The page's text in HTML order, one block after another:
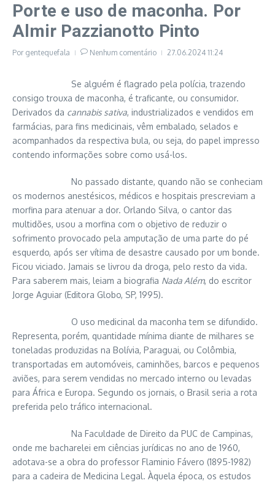
Porte e uso de maconha. Por
Almir Pazzianotto Pinto
Por gentequefala Nenhum comentário 27.06.2024 11:24
Se alguém é flagrado pela polícia, trazendo
consigo trouxa de maconha, é traficante, ou consumidor.
Derivados da cannabis sativa, industrializados e vendidos em
farmácias, para fins medicinais, vêm embalado, selados e
acompanhados da respectiva bula, ou seja, do papel impresso
contendo informações sobre como usá-los.
No passado distante, quando não se conheciam
os modernos anestésicos, médicos e hospitais prescreviam a
morfina para atenuar a dor. Orlando Silva, o cantor das
multidões, usou a morfina com o objetivo de reduzir o
sofrimento provocado pela amputação de uma parte do pé
esquerdo, após ser vítima de desastre causado por um bonde.
Ficou viciado. Jamais se livrou da droga, pelo resto da vida.
Para saberem mais, leiam a biografia Nada Além, do escritor
Jorge Aguiar (Editora Globo, SP, 1995).
O uso medicinal da maconha tem se difundido.
Representa, porém, quantidade mínima diante de milhares se
toneladas produzidas na Bolívia, Paraguai, ou Colômbia,
transportadas em automóveis, caminhões, barcos e pequenos
aviões, para serem vendidas no mercado interno ou levadas
para África e Europa. Segundo os jornais, o Brasil seria a rota
preferida pelo tráfico internacional.
Na Faculdade de Direito da PUC de Campinas,
onde me bacharelei em ciências jurídicas no ano de 1960,
adotava-se a obra do professor Flaminio Fávero (1895-1982)
para a cadeira de Medicina Legal. Àquela época, os estudos